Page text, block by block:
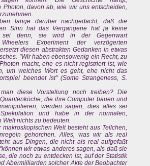
Photon, davon ab, wie wir uns entscheiden,
lange darüber nachgedacht, daß die
Sinn hat das Vergangene hat ja keine
denn, sie wird in der Gegenwart
Wheelers Experiment der verzögerten
diesen abstrakten Gedanken in etwas
"Wir haben ebensowenig ein Recht, zu
macht, ehe es nicht registriert ist, wie
um welches Wort es geht, ehe nicht das
beendet ist" (Some Strangeness, S.
diese Vorstellung noch treiben? Die
die ihre Computer bauen und
werden sagen, dies alles sei
Spekulation und habe in der normalen,
Welt nichts zu bedeuten.
Welt besteht aus Teilchen,
gehorchen. Alles, was wir als real
aus Dingen, die nicht als real aufgefaßt
wir etwas anderes sagen, als daß sie
die noch zu entdecken ist, auf der Statistik
Abermilliarden solcher Akte der Beobachter